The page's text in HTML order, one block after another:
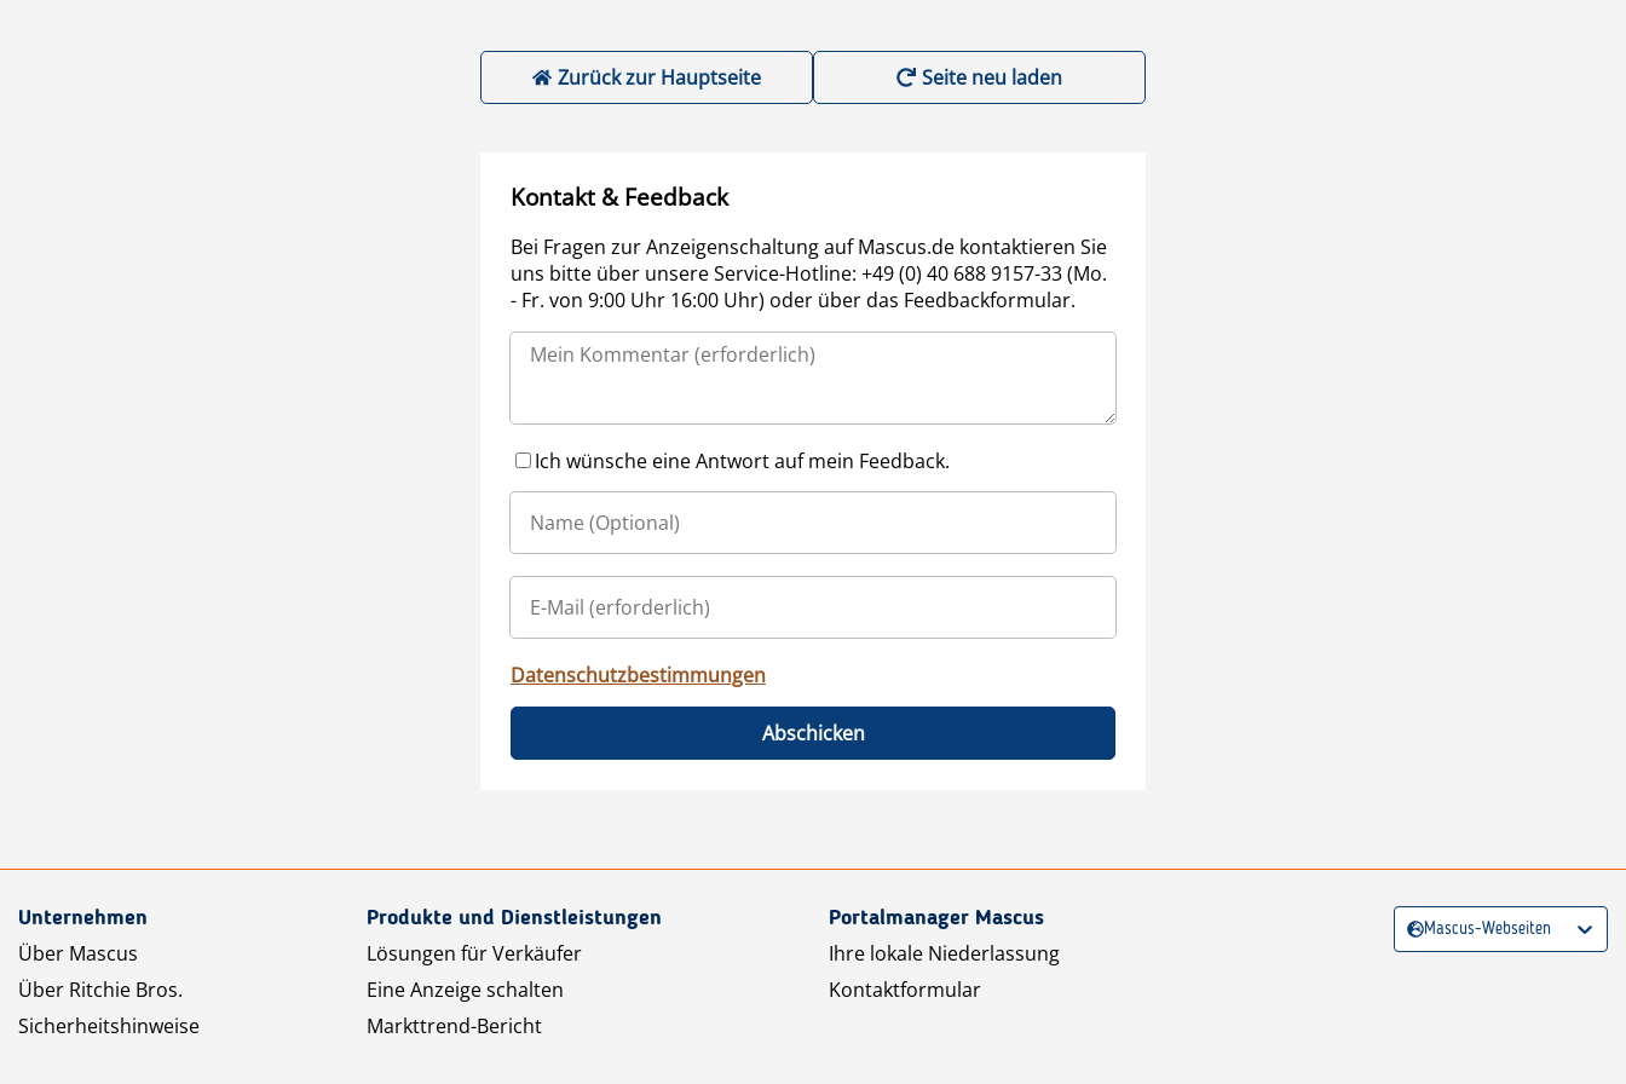
Zurück zur Hauptseite Seite neu laden
Kontakt & Feedback
Bei Fragen zur Anzeigenschaltung auf Mascus.de kontaktieren Sie
uns bitte über unsere Service-Hotline: +49 (0) 40 688 9157-33 (Mo.
- Fr. von 9:00 Uhr 16:00 Uhr) oder über das Feedbackformular.
Ich wünsche eine Antwort auf mein Feedback.
Datenschutzbestimmungen
Abschicken
Unternehmen
Über Mascus
Über Ritchie Bros.
Sicherheitshinweise
Produkte und Dienstleistungen
Lösungen für Verkäufer
Eine Anzeige schalten
Markttrend-Bericht
Portalmanager Mascus
Ihre lokale Niederlassung
Kontaktformular
Mascus-Webseiten